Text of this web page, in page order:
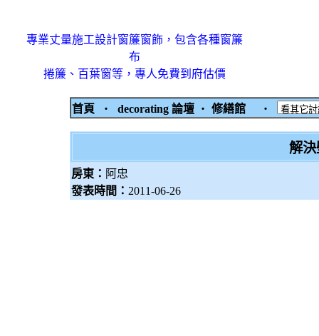
專業丈量施工設計窗簾窗飾，包含各種窗簾
布
捲簾、百葉窗等，專人免費到府估價
首頁 ‧ decorating 論壇 ‧ 修繕館 ‧
解
房東： 阿忠
發表時間： 2011-06-26